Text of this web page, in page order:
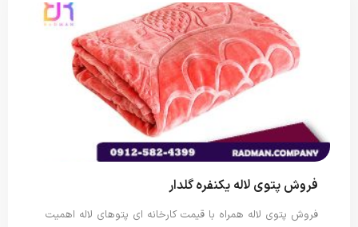
فروش پتوی لاله یکنفره گلدار
فروش پتوی لاله همراه با قیمت کارخانه ای پتوهای لاله اهمیت